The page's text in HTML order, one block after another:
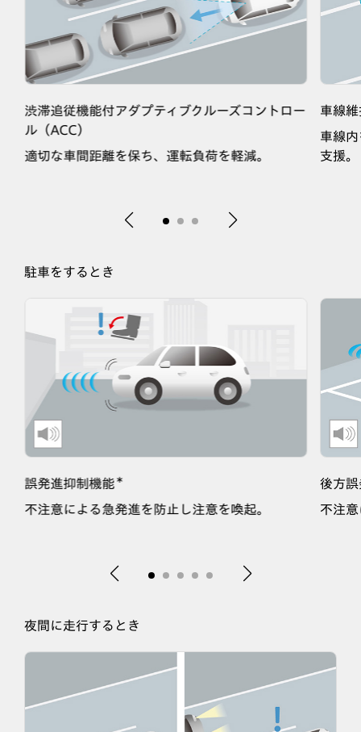
渋滞追従機能付アダプティブクルーズコントロー
ル（ACC）
適切な車間距離を保ち、運転負荷を軽減。
車線
車線
支援。
駐車をするとき
誤発進抑制機能＊
不注意による急発進を防止し注意を喚起。
後方
不注
夜間に走行するとき